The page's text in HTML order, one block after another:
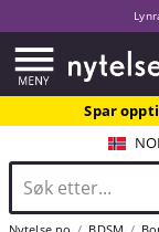
Spar